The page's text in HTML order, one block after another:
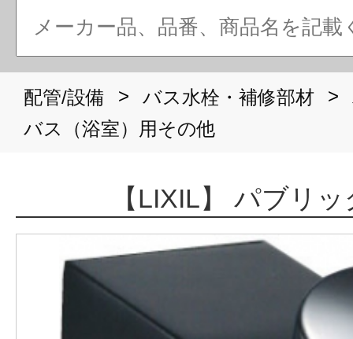
配管/設備 > バス水栓・補修部材 >
バス（浴室）用その他
【LIXIL】 パブリ